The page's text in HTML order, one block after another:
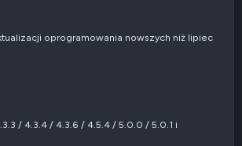
oprogramowania nowszych niż lipiec
/ 4.3.4 / 4.3.6 / 4.5.4 / 5.0.0 / 5.0.1 i